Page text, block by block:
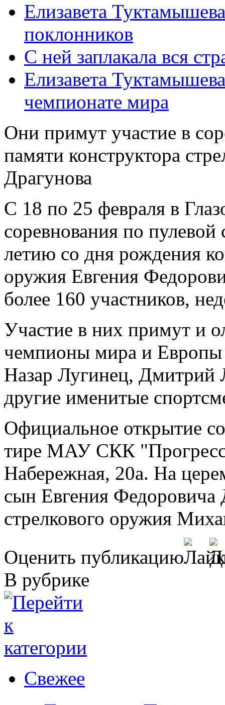
Елизавета
поклонников
С ней заплакала вся
Елизавета
чемпионате мира
Они примут участие в
памяти конструктора
Драгунова
С 18 по 25 февраля в
соревнования по
летию со дня рождения
оружия Евгения
более 160 участников,
Участие в них примут и
чемпионы мира и Европы
Назар Лугинец, Дмитрий
другие именитые
Официальное открытие
тире МАУ СКК
Набережная, 20а. На
сын Евгения Федоровича
стрелкового оружия
Оценить публикацию
В рубрике
Свежее